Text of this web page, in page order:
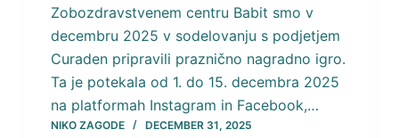
Zobozdravstvenem centru Babit smo v
decembru 2025 v sodelovanju s podjetjem
Curaden pripravili praznično nagradno igro.
Ta je potekala od 1. do 15. decembra 2025
na platformah Instagram in Facebook,…
NIKO ZAGODE DECEMBER 31, 2025